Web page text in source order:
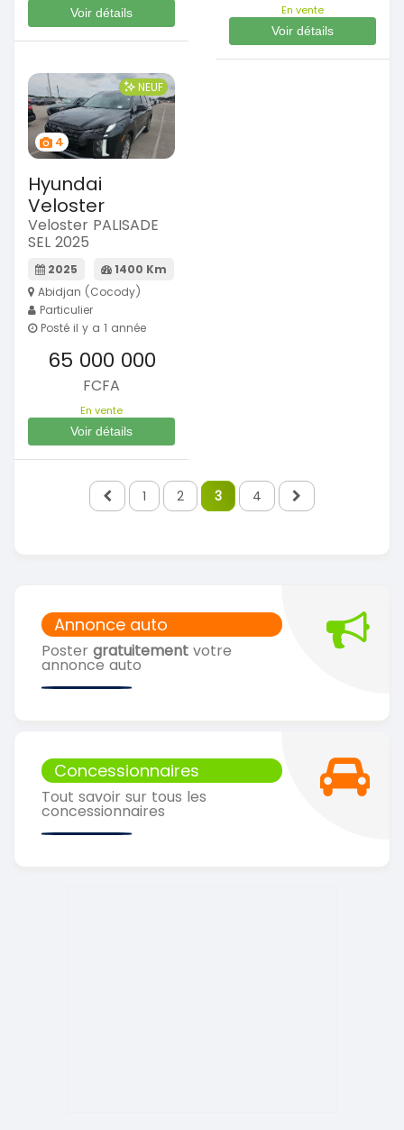
Annonce auto
Poster gratuitement votre
annonce auto
Concessionnaires
Tout savoir sur tous les
concessionnaires
Voir détails
En vente
Voir détails
4
NEUF
Hyundai
Veloster
Veloster PALISADE
SEL 2025
2025
1400 Km
Abidjan (Cocody)
Particulier
Posté il y a 1 année
65 000 000
FCFA
En vente
Voir détails
1 2 3 4